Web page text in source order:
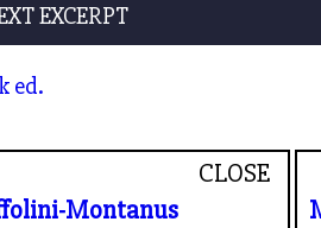
EXCERPT
ed.
CLOSE
Montanus